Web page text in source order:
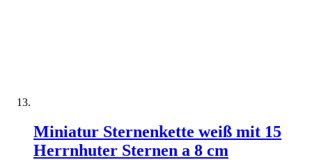
Miniatur Sternenkette weiß mit 15
Herrnhuter Sternen a 8 cm